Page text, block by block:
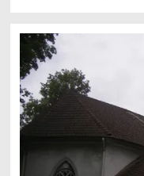
Zabytkowe Stare
dziedzictwa
Stanowi jedno z
architektury secesyjnej